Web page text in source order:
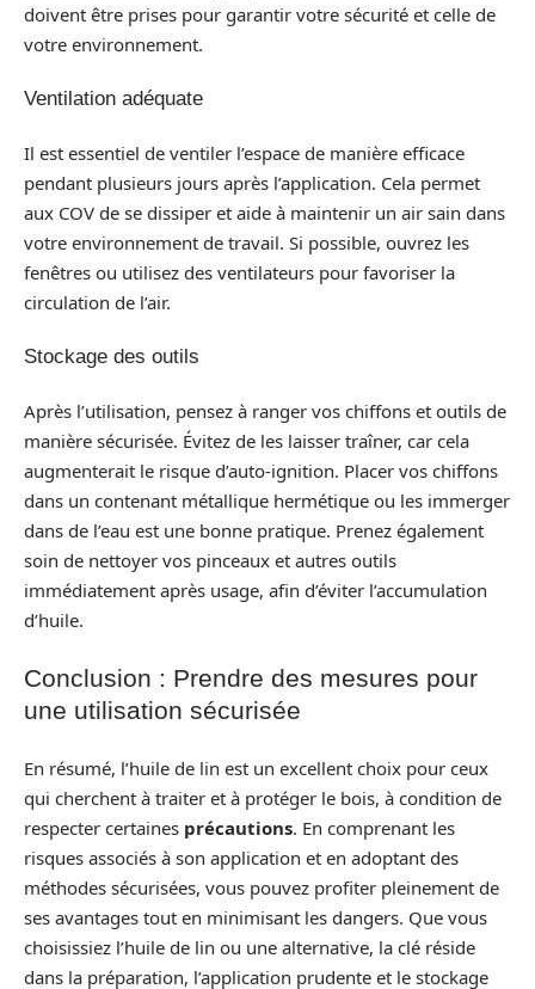
doivent être prises pour garantir votre sécurité et celle de
votre environnement.
Ventilation adéquate
Il est essentiel de ventiler l’espace de manière efficace
pendant plusieurs jours après l’application. Cela permet
aux COV de se dissiper et aide à maintenir un air sain dans
votre environnement de travail. Si possible, ouvrez les
fenêtres ou utilisez des ventilateurs pour favoriser la
circulation de l’air.
Stockage des outils
Après l’utilisation, pensez à ranger vos chiffons et outils de
manière sécurisée. Évitez de les laisser traîner, car cela
augmenterait le risque d’auto-ignition. Placer vos chiffons
dans un contenant métallique hermétique ou les immerger
dans de l’eau est une bonne pratique. Prenez également
soin de nettoyer vos pinceaux et autres outils
immédiatement après usage, afin d’éviter l’accumulation
d’huile.
Conclusion : Prendre des mesures pour
une utilisation sécurisée
En résumé, l’huile de lin est un excellent choix pour ceux
qui cherchent à traiter et à protéger le bois, à condition de
respecter certaines précautions. En comprenant les
risques associés à son application et en adoptant des
méthodes sécurisées, vous pouvez profiter pleinement de
ses avantages tout en minimisant les dangers. Que vous
choisissiez l’huile de lin ou une alternative, la clé réside
dans la préparation, l’application prudente et le stockage